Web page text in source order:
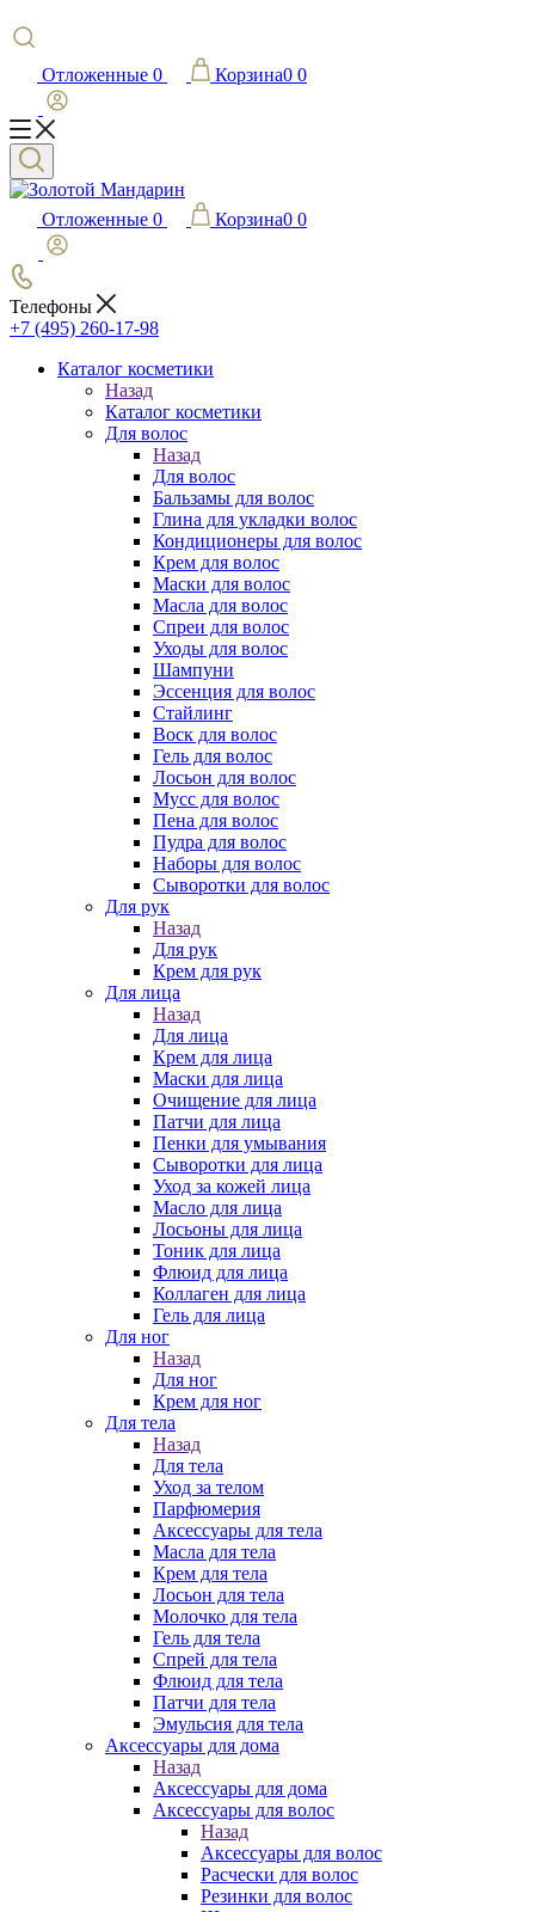
Отложенные 0 Корзина0 0
Отложенные 0 Корзина0 0
Телефоны
+7 (495) 260-17-98
Каталог косметики
Назад
Каталог косметики
Для волос
Назад
Для волос
Бальзамы для волос
Глина для укладки волос
Кондиционеры для волос
Крем для волос
Маски для волос
Масла для волос
Спреи для волос
Уходы для волос
Шампуни
Эссенция для волос
Стайлинг
Воск для волос
Гель для волос
Лосьон для волос
Мусс для волос
Пена для волос
Пудра для волос
Наборы для волос
Сыворотки для волос
Для рук
Назад
Для рук
Крем для рук
Для лица
Назад
Для лица
Крем для лица
Маски для лица
Очищение для лица
Патчи для лица
Пенки для умывания
Сыворотки для лица
Уход за кожей лица
Масло для лица
Лосьоны для лица
Тоник для лица
Флюид для лица
Коллаген для лица
Гель для лица
Для ног
Назад
Для ног
Крем для ног
Для тела
Назад
Для тела
Уход за телом
Парфюмерия
Аксессуары для тела
Масла для тела
Крем для тела
Лосьон для тела
Молочко для тела
Гель для тела
Спрей для тела
Флюид для тела
Патчи для тела
Эмульсия для тела
Аксессуары для дома
Назад
Аксессуары для дома
Аксессуары для волос
Назад
Аксессуары для волос
Расчески для волос
Резинки для волос